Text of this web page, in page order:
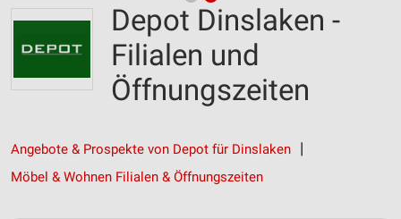
Depot Dinslaken -
Filialen und
Öffnungszeiten
Angebote & Prospekte von Depot für Dinslaken
Möbel & Wohnen Filialen & Öffnungszeiten